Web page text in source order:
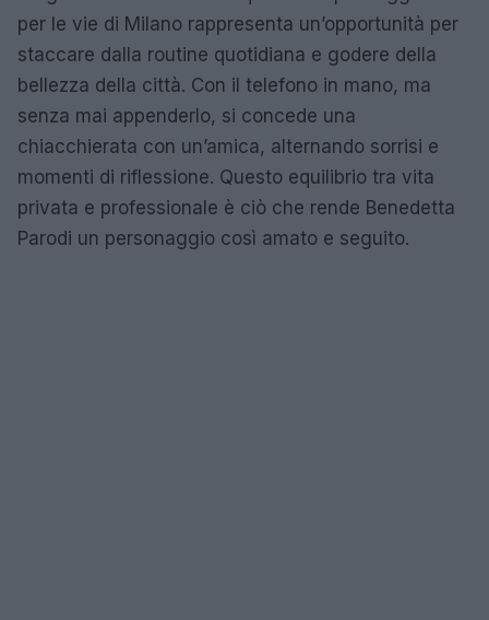
per le vie di Milano rappresenta un’opportunità per
staccare dalla routine quotidiana e godere della
bellezza della città. Con il telefono in mano, ma
senza mai appenderlo, si concede una
chiacchierata con un’amica, alternando sorrisi e
momenti di riflessione. Questo equilibrio tra vita
privata e professionale è ciò che rende Benedetta
Parodi un personaggio così amato e seguito.